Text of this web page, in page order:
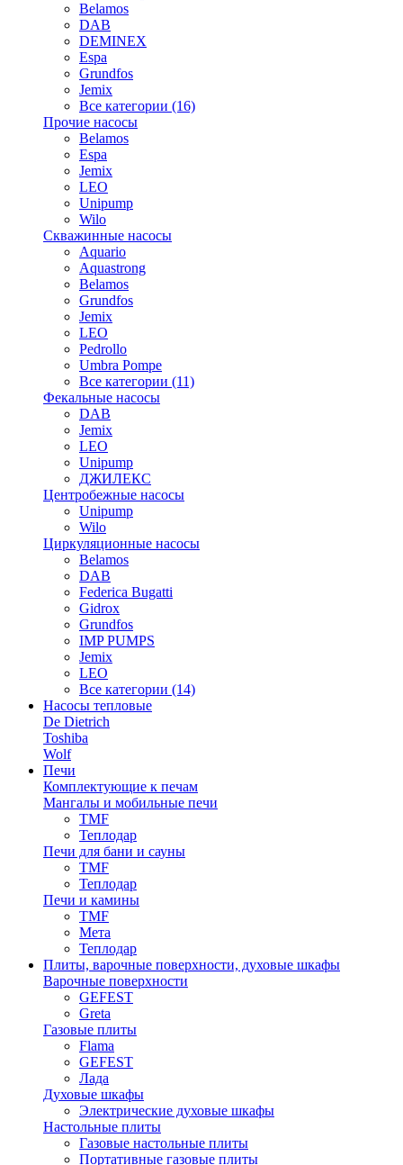
Belamos
DAB
DEMINEX
Espa
Grundfos
Jemix
Все категории (16)
Прочие насосы
Belamos
Espa
Jemix
LEO
Unipump
Wilo
Скважинные насосы
Aquario
Aquastrong
Belamos
Grundfos
Jemix
LEO
Pedrollo
Umbra Pompe
Все категории (11)
Фекальные насосы
DAB
Jemix
LEO
Unipump
ДЖИЛЕКС
Центробежные насосы
Unipump
Wilo
Циркуляционные насосы
Belamos
DAB
Federica Bugatti
Gidrox
Grundfos
IMP PUMPS
Jemix
LEO
Все категории (14)
Насосы тепловые
De Dietrich
Toshiba
Wolf
Печи
Комплектующие к печам
Мангалы и мобильные печи
TMF
Теплодар
Печи для бани и сауны
TMF
Теплодар
Печи и камины
TMF
Мета
Теплодар
Плиты, варочные поверхности, духовые шкафы
Варочные поверхности
GEFEST
Greta
Газовые плиты
Flama
GEFEST
Лада
Духовые шкафы
Электрические духовые шкафы
Настольные плиты
Газовые настольные плиты
Портативные газовые плиты